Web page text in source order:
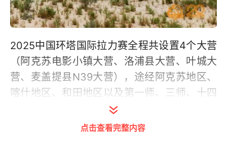
2025中国环塔国际拉力赛全程共设置4个大营
（阿克苏电影小镇大营、洛浦县大营、叶城大
营、麦盖提县N39大营），途经阿克苏地区、
喀什地区、和田地区以及第一师、三师、十四
师等地。本次赛事将全面展示新疆地形的多样
化，赛道汇集沙漠、戈壁、雅丹等多种地形地
点击查看完整内容